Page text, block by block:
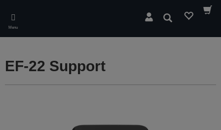
main
content
Menu
Wyszukaj
EF-22 Support